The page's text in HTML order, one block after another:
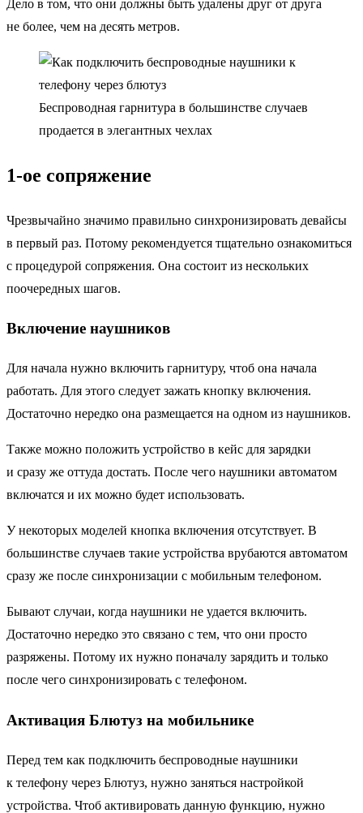
Дело в том, что они должны быть удалены друг от друга
не более, чем на десять метров.
Беспроводная гарнитура в большинстве случаев
продается в элегантных чехлах
1-ое сопряжение
Чрезвычайно значимо правильно синхронизировать девайсы
в первый раз. Потому рекомендуется тщательно ознакомиться
с процедурой сопряжения. Она состоит из нескольких
поочередных шагов.
Включение наушников
Для начала нужно включить гарнитуру, чтоб она начала
работать. Для этого следует зажать кнопку включения.
Достаточно нередко она размещается на одном из наушников.
Также можно положить устройство в кейс для зарядки
и сразу же оттуда достать. После чего наушники автоматом
включатся и их можно будет использовать.
У некоторых моделей кнопка включения отсутствует. В
большинстве случаев такие устройства врубаются автоматом
сразу же после синхронизации с мобильным телефоном.
Бывают случаи, когда наушники не удается включить.
Достаточно нередко это связано с тем, что они просто
разряжены. Потому их нужно поначалу зарядить и только
после чего синхронизировать с телефоном.
Активация Блютуз на мобильнике
Перед тем как подключить беспроводные наушники
к телефону через Блютуз, нужно заняться настройкой
устройства. Чтоб активировать данную функцию, нужно